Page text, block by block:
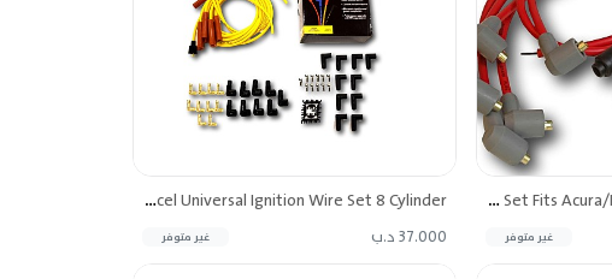
MSD Ignition Wire Set Fits Acura/Integra 1.8L Vtec, '94-'97
غير متوفر
Accel Universal Ignition Wire Set 8 Cylinder
37.000 د.ب غير متوفر